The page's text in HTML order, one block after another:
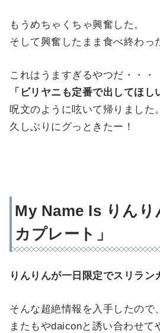
もうめちゃくちゃ興奮した。
そして興奮したまま食べ終わっ
これはうますぎるやつだ・・・
「ビリヤニも定番で出してほし
呪文のように呟いて帰りました。
久しぶりにグっときたー！
My Name Is りんり
カプレート」
りんりんが一日限定でスリラン
そんな超絶情報を入手したので、
またもやdaiconと誘い合わせて